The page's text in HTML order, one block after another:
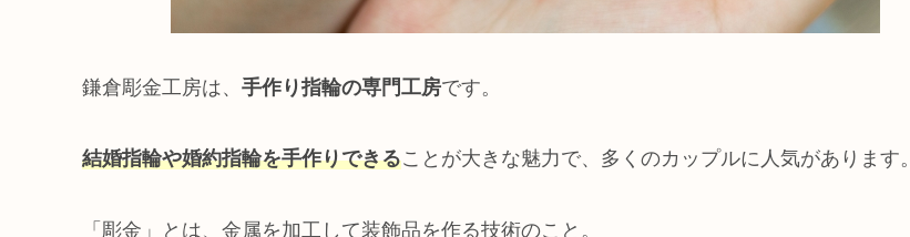
鎌倉彫金工房は、 手作り指輪の専門工房です。
結婚指輪や婚約指輪を手作りできることが大きな魅力で、多くのカップルに人気があります。
「彫金」とは、金属を加工して装飾品を作る技術のこと。